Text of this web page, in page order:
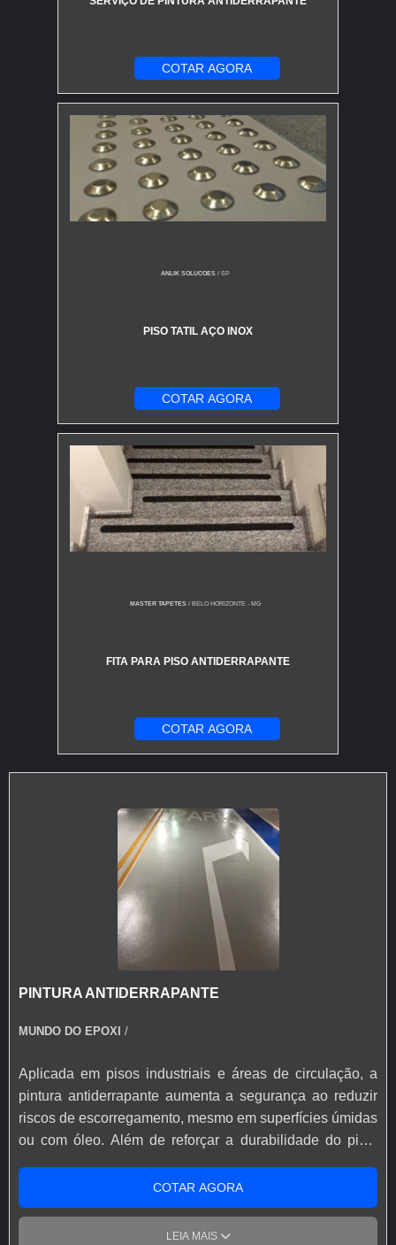
COTAR AGORA
ANLIK SOLUCOES / SP
PISO TATIL AÇO INOX
COTAR AGORA
MASTER TAPETES / BELO HORIZONTE - MG
FITA PARA PISO ANTIDERRAPANTE
COTAR AGORA
PINTURA ANTIDERRAPANTE
MUNDO DO EPOXI /
Aplicada em pisos industriais e áreas de circulação, a
pintura antiderrapante aumenta a segurança ao reduzir
riscos de escorregamento, mesmo em superfícies úmidas
ou com óleo. Além de reforçar a durabilidade do piso,
benefício para ambientes de alto tráfego.
COTAR AGORA
LEIA MAIS